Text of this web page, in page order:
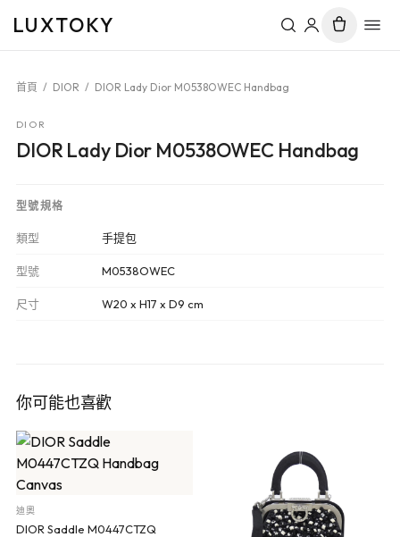
LUXTOKY
首頁 / DIOR / DIOR Lady Dior M0538OWEC Handbag
DIOR
DIOR Lady Dior M0538OWEC Handbag
型號規格
類型 手提包
型號 M0538OWEC
尺寸 W20 x H17 x D9 cm
你可能也喜歡
迪奧
DIOR Saddle M0447CTZQ